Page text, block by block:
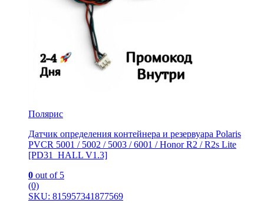
Полярис
Датчик определения кoнтейнеpа и резервуаpа Polaris
PVCR 5001 / 5002 / 5003 / 6001 / Honor R2 / R2s Lite
[РD31_HALL V1.3]
0 out of 5
(0)
SKU: 815957341877569